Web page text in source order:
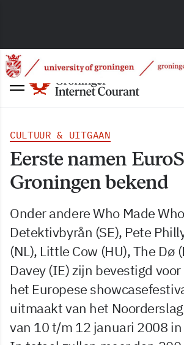
CULTUUR & UITGAAN
Eerste namen
Groningen bekend
Onder andere Who Made
Detektivbyrån (SE), Pete
(NL), Little Cow (HU), The Dø
Davey (IE) zijn bevestigd
het Europese
uitmaakt van het
van 10 t/m 12 januari 2008